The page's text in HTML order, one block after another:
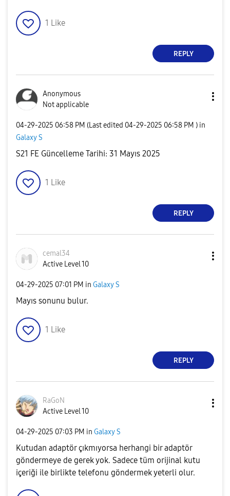
1 Like
REPLY
Anonymous
Not applicable
‎04-29-2025 06:58 PM (Last edited ‎04-29-2025 06:58 PM ) in
Galaxy S
S21 FE Güncelleme Tarihi: 31 Mayıs 2025
1 Like
REPLY
cemal34
Active Level 10
‎04-29-2025 07:01 PM in Galaxy S
Mayıs sonunu bulur.
1 Like
REPLY
RaGoN
Active Level 10
‎04-29-2025 07:03 PM in Galaxy S
Kutudan adaptör çıkmıyorsa herhangi bir adaptör
göndermeye de gerek yok. Sadece tüm orijinal kutu
içeriği ile birlikte telefonu göndermek yeterli olur.